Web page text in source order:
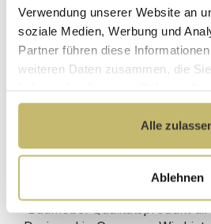
Verwendung unserer Website an
soziale Medien, Werbung und
Partner führen diese
weiteren Daten zusammen, die
gesammelt haben.
Alle
Ablehnen
189,00
UVP239,00 €*
In den